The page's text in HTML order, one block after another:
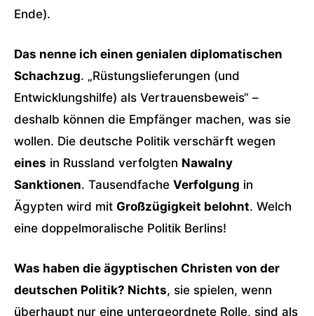
Ende).
Das nenne ich einen genialen diplomatischen
Schachzug. „Rüstungslieferungen (und
Entwicklungshilfe) als Vertrauensbeweis“ –
deshalb können die Empfänger machen, was sie
wollen. Die deutsche Politik verschärft wegen
eines in Russland verfolgten Nawalny
Sanktionen. Tausendfache Verfolgung in
Ägypten wird mit Großzügigkeit belohnt. Welch
eine doppelmoralische Politik Berlins!
Was haben die ägyptischen Christen von der
deutschen Politik? Nichts, sie spielen, wenn
überhaupt nur eine untergeordnete Rolle, sind als